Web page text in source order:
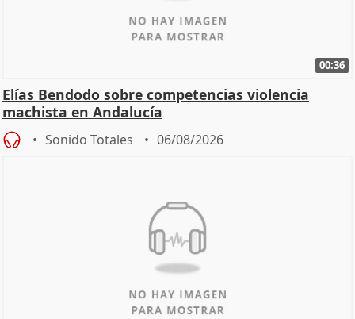
00:36
Elías Bendodo sobre competencias violencia
machista en Andalucía
Sonido Totales 06/08/2026